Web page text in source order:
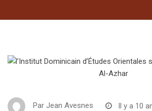
Par Jean Avesnes Il y a 10